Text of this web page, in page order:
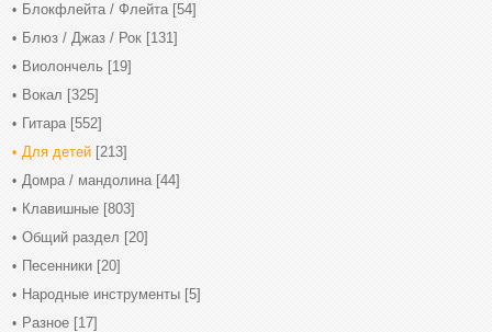
Блокфлейта / Флейта [54]
Блюз / Джаз / Рок [131]
Виолончель [19]
Вокал [325]
Гитара [552]
Для детей [213]
Домра / мандолина [44]
Клавишные [803]
Общий раздел [20]
Песенники [20]
Народные инструменты [5]
Разное [17]